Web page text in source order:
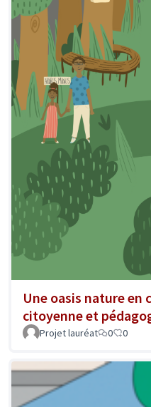
Une oasis nature en
citoyenne et
Projet lauréat 0 0